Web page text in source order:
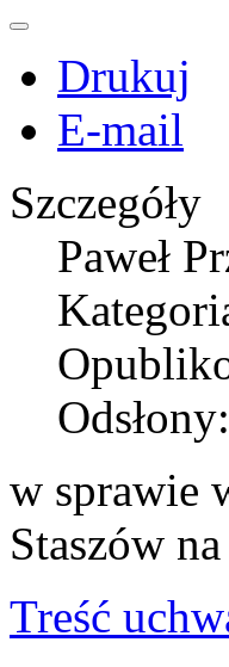
Drukuj
E-mail
Szczegóły
Paweł
w sprawie
Staszów
Treść